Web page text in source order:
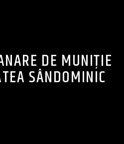
DE MUNIȚIE
SÂNDOMINIC